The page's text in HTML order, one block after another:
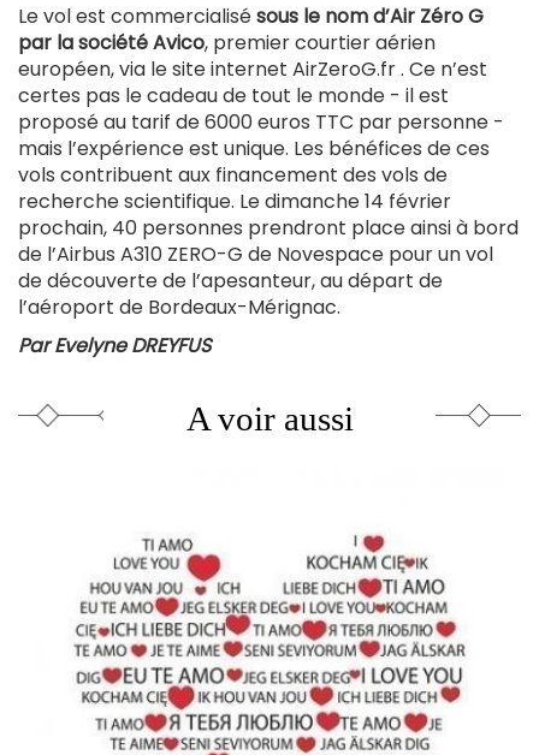
Le vol est commercialisésous le nom d’Air Zéro G
par la société Avico, premier courtier aérien
européen, via le site internet AirZeroG.fr . Ce n’est
certes pas le cadeau de tout le monde - il est
proposé au tarif de 6000 euros TTC par personne -
mais l’expérience est unique. Les bénéfices de ces
vols contribuent aux financement des vols de
recherche scientifique. Le dimanche 14 février
prochain, 40 personnes prendront place ainsi à bord
de l’Airbus A310 ZERO-G de Novespace pour un vol
de découverte de l’apesanteur, au départ de
l’aéroport de Bordeaux-Mérignac.
Par Evelyne DREYFUS
A voir aussi